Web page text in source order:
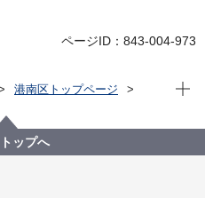
ページID：843-004-973
港南区トップページ
現在
ップへ